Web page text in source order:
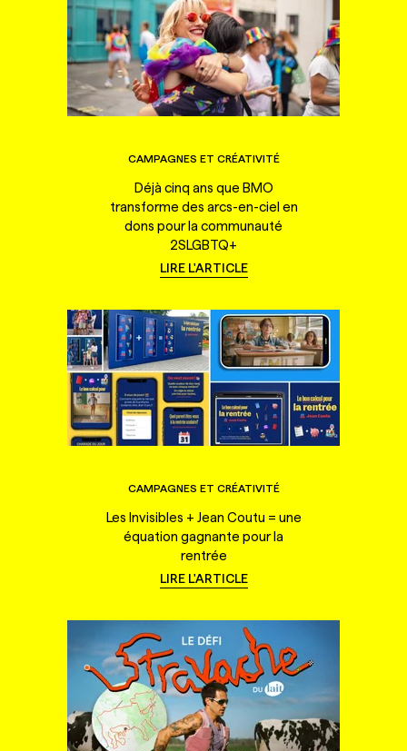
CAMPAGNES ET CRÉATIVITÉ
Déjà cinq ans que BMO
transforme des arcs-en-ciel en
dons pour la communauté
2SLGBTQ+
LIRE L'ARTICLE
CAMPAGNES ET CRÉATIVITÉ
Les Invisibles + Jean Coutu = une
équation gagnante pour la
rentrée
LIRE L'ARTICLE